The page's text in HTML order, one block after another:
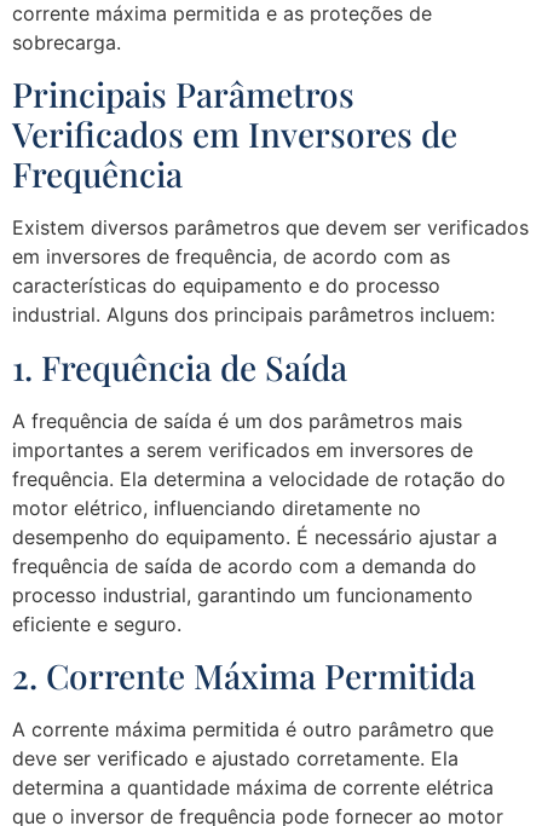
corrente máxima permitida e as proteções de
sobrecarga.
Principais Parâmetros
Verificados em Inversores de
Frequência
Existem diversos parâmetros que devem ser verificados
em inversores de frequência, de acordo com as
características do equipamento e do processo
industrial. Alguns dos principais parâmetros incluem:
1. Frequência de Saída
A frequência de saída é um dos parâmetros mais
importantes a serem verificados em inversores de
frequência. Ela determina a velocidade de rotação do
motor elétrico, influenciando diretamente no
desempenho do equipamento. É necessário ajustar a
frequência de saída de acordo com a demanda do
processo industrial, garantindo um funcionamento
eficiente e seguro.
2. Corrente Máxima Permitida
A corrente máxima permitida é outro parâmetro que
deve ser verificado e ajustado corretamente. Ela
determina a quantidade máxima de corrente elétrica
que o inversor de frequência pode fornecer ao motor